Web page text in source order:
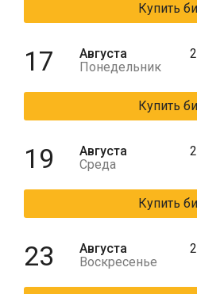
Купить
17
Августа
Понедельник
Купить
19
Августа
Среда
Купить
23
Августа
Воскресенье